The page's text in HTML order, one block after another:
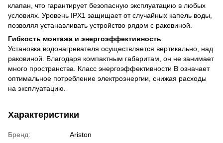
клапан, что гарантирует безопасную эксплуатацию в любых
условиях. Уровень IPX1 защищает от случайных капель воды,
позволяя устанавливать устройство рядом с раковиной.
Гибкость монтажа и энергоэффективность
Установка водонагревателя осуществляется вертикально, над
раковиной. Благодаря компактным габаритам, он не занимает
много пространства. Класс энергоэффективности B означает
оптимальное потребление электроэнергии, снижая расходы
на эксплуатацию.
Характеристики
Бренд:
Ariston